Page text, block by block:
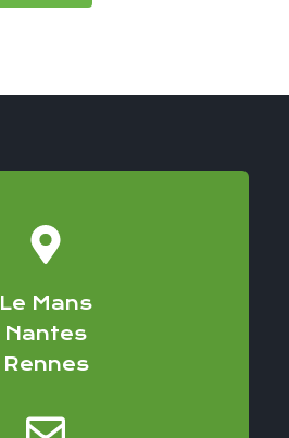
Le Mans
Nantes
Rennes